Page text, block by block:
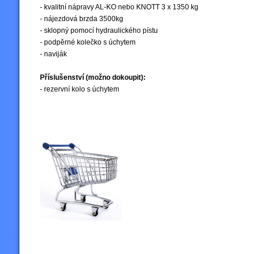
- kvalitní nápravy AL-KO nebo KNOTT 3 x 1350 kg
- nájezdová brzda 3500kg
- sklopný pomocí hydraulického pístu
- podpěrné kolečko s úchytem
- naviják
Příslušenství (možno dokoupit):
- rezervní kolo s úchytem